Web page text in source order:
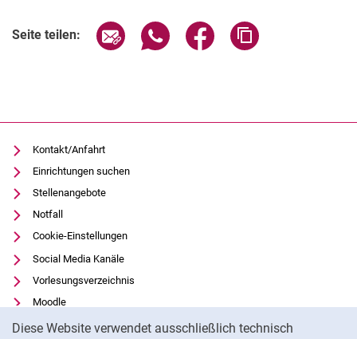
Diese Website verwendet ausschließlich technisch
Seite teilen: Seite über E-Mail teilen
Seite über WhatsApp teilen
Seite über Facebook
Kontakt/Anfahrt
Einrichtungen suchen
Stellenangebote
Notfall
Cookie-Einstellungen
Social Media Kanäle
Vorlesungsverzeichnis
Moodle
Panopto